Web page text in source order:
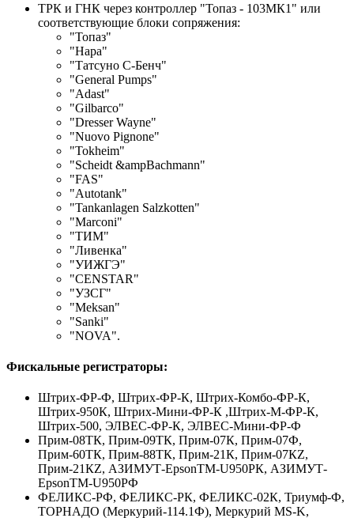
ТРК и ГНК через контроллер "Топаз - 103МК1" или
соответствующие блоки сопряжения:
"Топаз"
"Нара"
"Татсуно С-Бенч"
"General Pumps"
"Adast"
"Gilbarco"
"Dresser Wayne"
"Nuovo Pignone"
"Tokheim"
"Scheidt &ampBachmann"
"FAS"
"Autotank"
"Tankanlagen Salzkotten"
"Marconi"
"ТИМ"
"Ливенка"
"УИЖГЭ"
"CENSTAR"
"УЗСГ"
"Meksan"
"Sanki"
"NOVA".
Фискальные регистраторы:
Штрих-ФР-Ф, Штрих-ФР-К, Штрих-Комбо-ФР-К,
Штрих-950К, Штрих-Мини-ФР-К ,Штрих-М-ФР-К,
Штрих-500, ЭЛВЕС-ФР-К, ЭЛВЕС-Мини-ФР-Ф
Прим-08ТК, Прим-09ТК, Прим-07К, Прим-07Ф,
Прим-60ТК, Прим-88ТК, Прим-21К, Прим-07КZ,
Прим-21КZ, АЗИМУТ-EpsonТМ-U950РК, АЗИМУТ-
EpsonТМ-U950РФ
ФЕЛИКС-РФ, ФЕЛИКС-РК, ФЕЛИКС-02К, Триумф-Ф,
ТОРНАДО (Меркурий-114.1Ф), Меркурий MS-K,